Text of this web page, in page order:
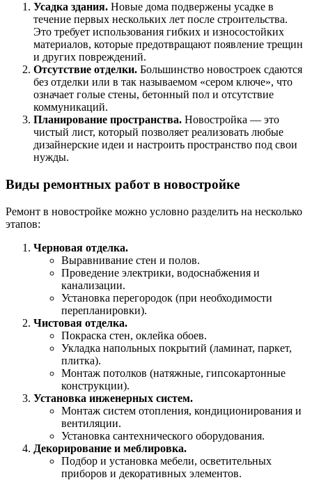
Усадка здания. Новые дома подвержены усадке в
течение первых нескольких лет после строительства.
Это требует использования гибких и износостойких
материалов, которые предотвращают появление трещин
и других повреждений.
Отсутствие отделки. Большинство новостроек сдаются
без отделки или в так называемом «сером ключе», что
означает голые стены, бетонный пол и отсутствие
коммуникаций.
Планирование пространства. Новостройка — это
чистый лист, который позволяет реализовать любые
дизайнерские идеи и настроить пространство под свои
нужды.
Виды ремонтных работ в новостройке
Ремонт в новостройке можно условно разделить на несколько
этапов:
Черновая отделка.
Выравнивание стен и полов.
Проведение электрики, водоснабжения и
канализации.
Установка перегородок (при необходимости
перепланировки).
Чистовая отделка.
Покраска стен, оклейка обоев.
Укладка напольных покрытий (ламинат, паркет,
плитка).
Монтаж потолков (натяжные, гипсокартонные
конструкции).
Установка инженерных систем.
Монтаж систем отопления, кондиционирования и
вентиляции.
Установка сантехнического оборудования.
Декорирование и меблировка.
Подбор и установка мебели, осветительных
приборов и декоративных элементов.